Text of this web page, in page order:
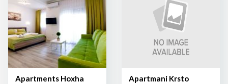
Apartments Hoxha Apartmani Krsto